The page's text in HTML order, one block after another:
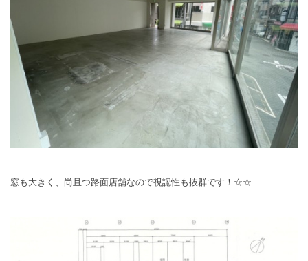
窓も大きく、尚且つ路面店舗なので視認性も抜群です！☆☆